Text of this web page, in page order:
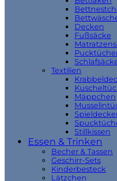
Decken
Fußsäcke
Textilien
Mäppchen
Stillkissen
Essen & Trinken
Becher & Tassen
Geschirr-Sets
Kinderbesteck
Lätzchen